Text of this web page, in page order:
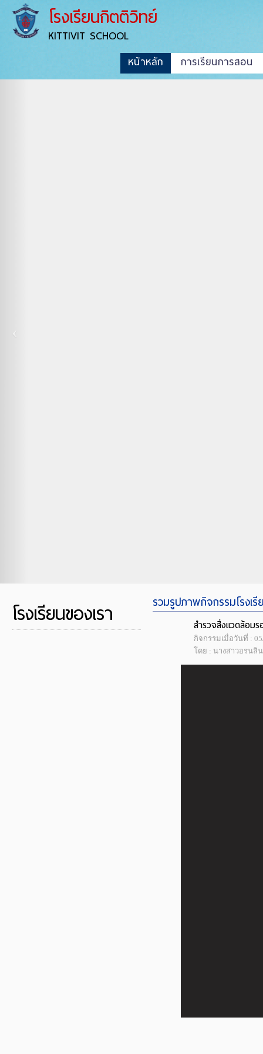
โรงเรียนกิตติวิทย์
KITTIVIT SCHOOL
หน้าหลัก การเรียนการสอน
โรงเรียนของเรา รวมรูปภาพกิจกรรมโรงเ
สำรวจสิ่งแวดล้อม
กิจกรรมเมื่อวันที่ :
โดย : นางสาวอรนลิ